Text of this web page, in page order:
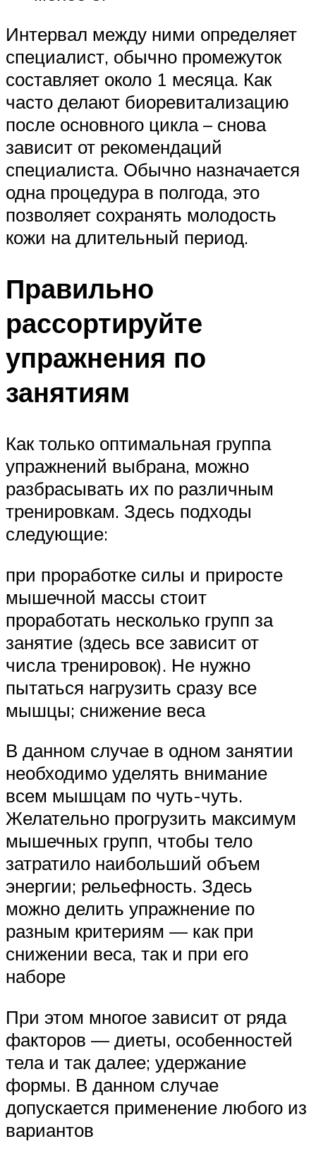
Интервал между ними определяет
специалист, обычно промежуток
составляет около 1 месяца. Как
часто делают биоревитализацию
после основного цикла – снова
зависит от рекомендаций
специалиста. Обычно назначается
одна процедура в полгода, это
позволяет сохранять молодость
кожи на длительный период.
Правильно
рассортируйте
упражнения по
занятиям
Как только оптимальная группа
упражнений выбрана, можно
разбрасывать их по различным
тренировкам. Здесь подходы
следующие:
при проработке силы и приросте
мышечной массы стоит
проработать несколько групп за
занятие (здесь все зависит от
числа тренировок). Не нужно
пытаться нагрузить сразу все
мышцы; снижение веса
В данном случае в одном занятии
необходимо уделять внимание
всем мышцам по чуть-чуть.
Желательно прогрузить максимум
мышечных групп, чтобы тело
затратило наибольший объем
энергии; рельефность. Здесь
можно делить упражнение по
разным критериям — как при
снижении веса, так и при его
наборе
При этом многое зависит от ряда
факторов — диеты, особенностей
тела и так далее; удержание
формы. В данном случае
допускается применение любого из
вариантов